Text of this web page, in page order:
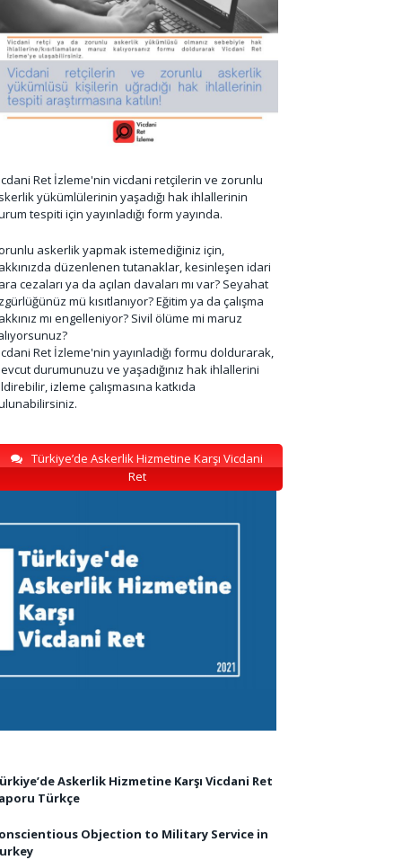
Ret İzleme'nin vicdani retçilerin ve zorunlu
yükümlülerinin yaşadığı hak ihlallerinin
tespiti için yayınladığı form yayında.
askerlik yapmak istemediğiniz için,
düzenlenen tutanaklar, kesinleşen idari
cezaları ya da açılan davaları mı var? Seyahat
mü kısıtlanıyor? Eğitim ya da çalışma
mı engelleniyor? Sivil ölüme mi maruz
Ret İzleme'nin yayınladığı formu doldurarak,
durumunuzu ve yaşadığınız hak ihlallerini
izleme çalışmasına katkıda
Türkiye’de Askerlik Hizmetine Karşı Vicdani
Ret
Askerlik Hizmetine Karşı Vicdani Ret
Türkçe
Objection to Military Service in